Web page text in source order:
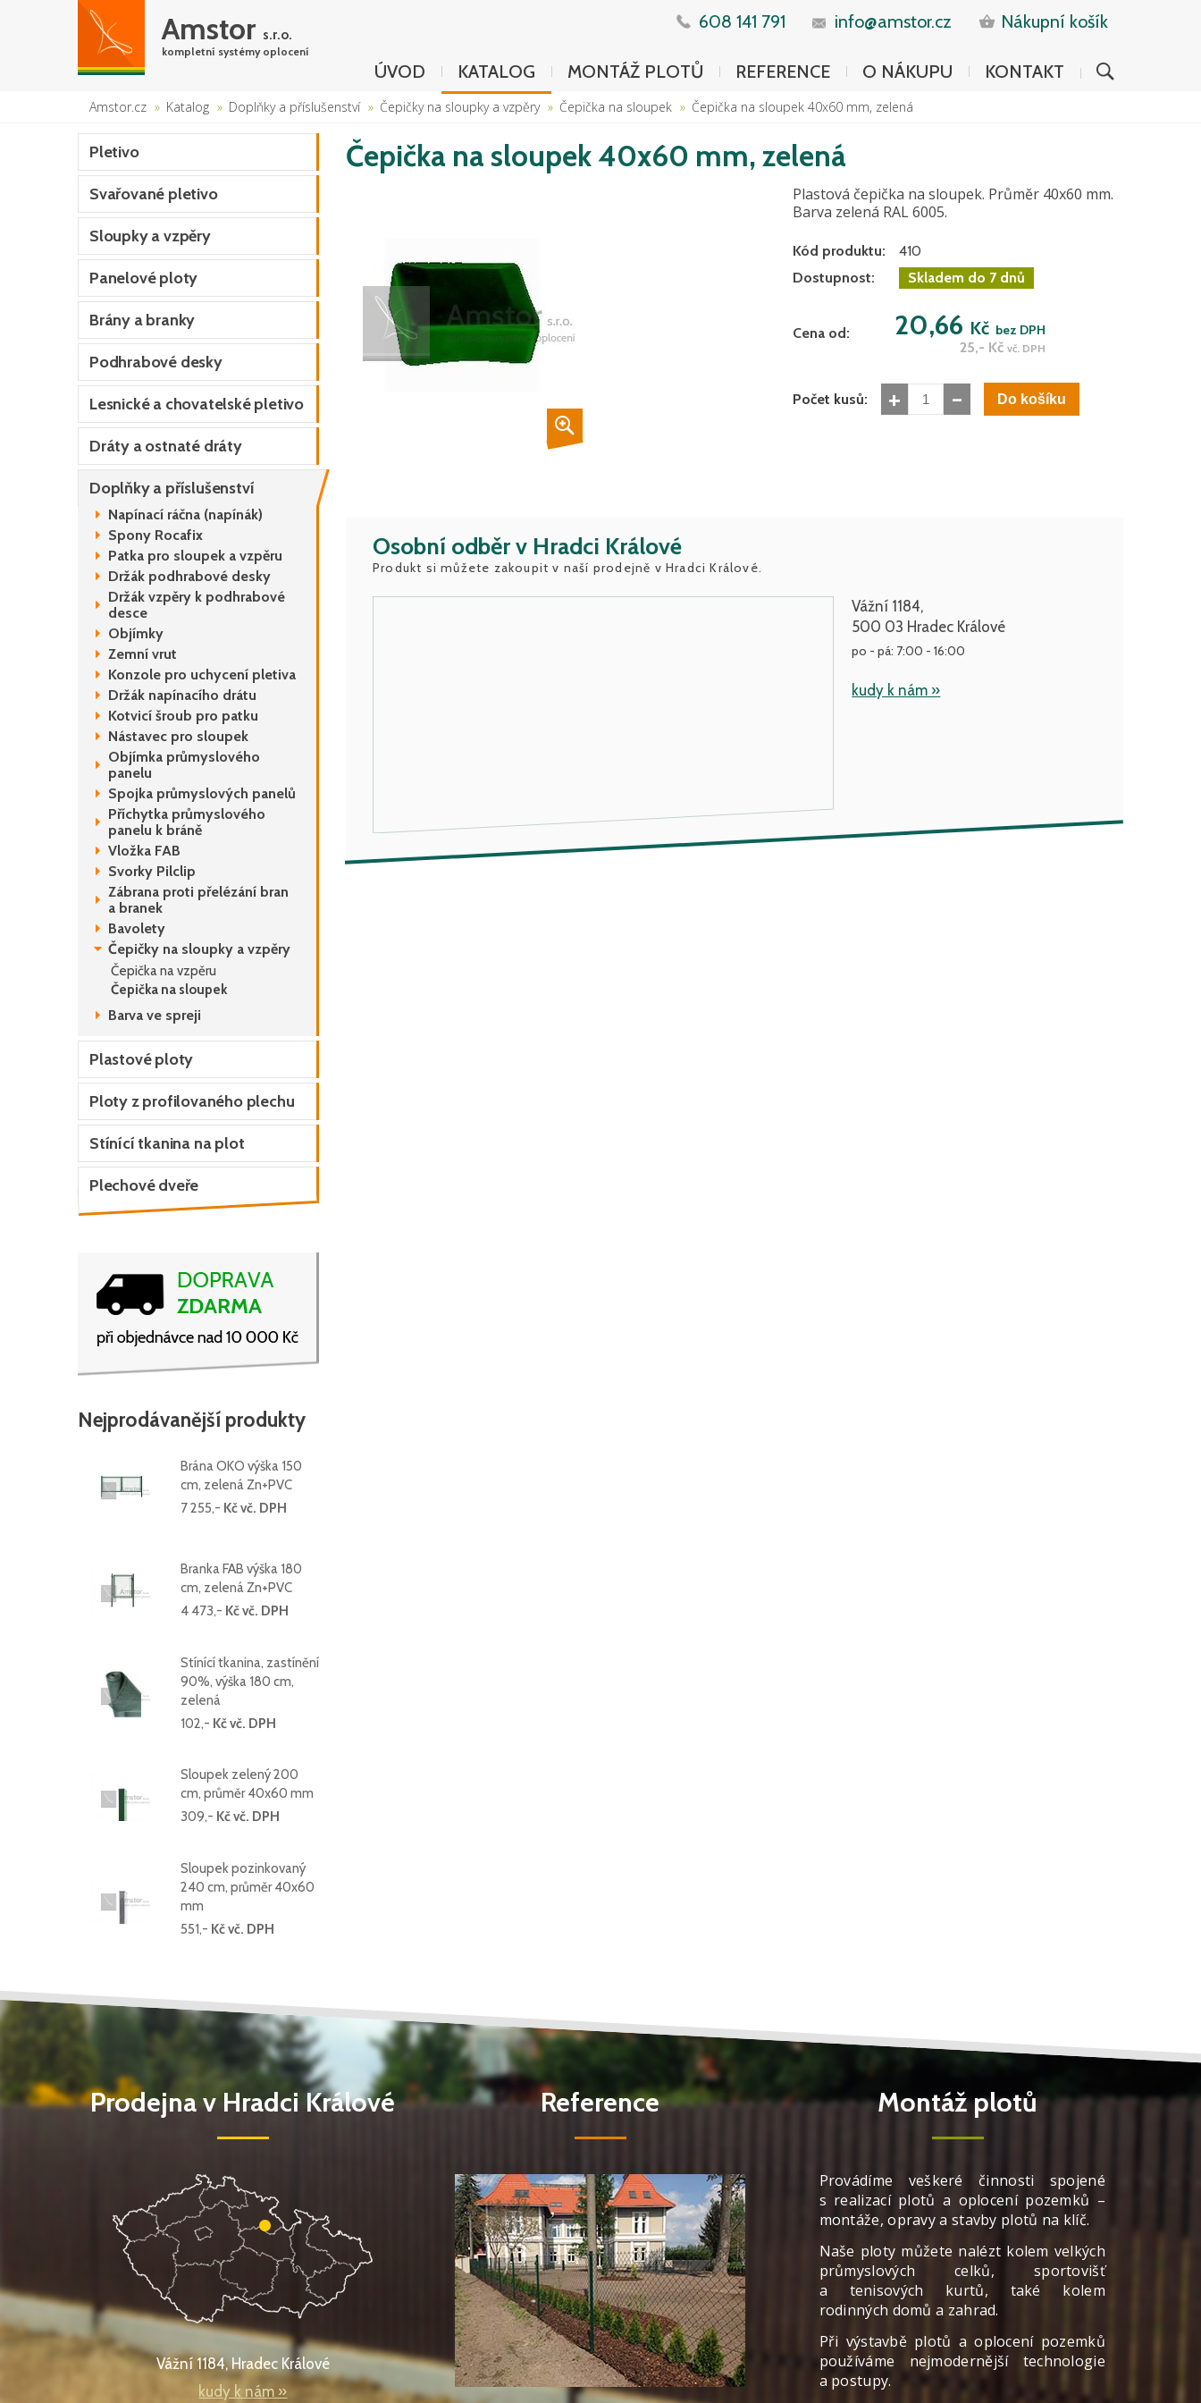
Amstor s.r.o.
kompletní systémy oplocení
608 141 791 info@amstor.cz Nákupní košík
ÚVOD KATALOG MONTÁŽ PLOTŮ REFERENCE O NÁKUPU KONTAKT
Amstor.cz Katalog Doplňky a příslušenství Čepičky na sloupky a vzpěry Čepička na sloupek Čepička na sloupek 40x60 mm, zelená
Pletivo
Svařované pletivo
Sloupky a vzpěry
Panelové ploty
Brány a branky
Podhrabové desky
Lesnické a chovatelské pletivo
Dráty a ostnaté dráty
Doplňky a příslušenství
Napínací ráčna (napínák)
Spony Rocafix
Patka pro sloupek a vzpěru
Držák podhrabové desky
Držák vzpěry k podhrabové
desce
Objímky
Zemní vrut
Konzole pro uchycení pletiva
Držák napínacího drátu
Kotvicí šroub pro patku
Nástavec pro sloupek
Objímka průmyslového
panelu
Spojka průmyslových panelů
Příchytka průmyslového
panelu k bráně
Vložka FAB
Svorky Pilclip
Zábrana proti přelézání bran
a branek
Bavolety
Čepičky na sloupky a vzpěry
Čepička na vzpěru
Čepička na sloupek
Barva ve spreji
Plastové ploty
Ploty z profilovaného plechu
Stínící tkanina na plot
Plechové dveře
Nejprodávanější produkty
Brána OKO výška 150
cm, zelená Zn+PVC
7 255,- Kč vč. DPH
Branka FAB výška 180
cm, zelená Zn+PVC
4 473,- Kč vč. DPH
Stínící tkanina, zastínění
90%, výška 180 cm,
zelená
102,- Kč vč. DPH
Sloupek zelený 200
cm, průměr 40x60 mm
309,- Kč vč. DPH
Sloupek pozinkovaný
240 cm, průměr 40x60
mm
551,- Kč vč. DPH
Čepička na sloupek 40x60 mm, zelená
Plastová čepička na sloupek. Průměr 40x60 mm.
Barva zelená RAL 6005.
Kód produktu:
410
Dostupnost:
Skladem do 7 dnů
Cena od: 20,66 Kč bez DPH
25,- Kč vč. DPH
Počet kusů: + -
Osobní odběr v Hradci Králové
Produkt si můžete zakoupit v naší prodejně v Hradci Králové.
Vážní 1184,
500 03 Hradec Králové
po - pá: 7:00 - 16:00
kudy k nám »
Prodejna v Hradci Králové
Vážní 1184, Hradec Králové
kudy k nám »
Reference Montáž plotů
Provádíme veškeré činnosti spojené
s realizací plotů a oplocení pozemků –
montáže, opravy a stavby plotů na klíč.
Naše ploty můžete nalézt kolem velkých
průmyslových celků, sportovišť
a tenisových kurtů, také kolem
rodinných domů a zahrad.
Při výstavbě plotů a oplocení pozemků
používáme nejmodernější technologie
a postupy.